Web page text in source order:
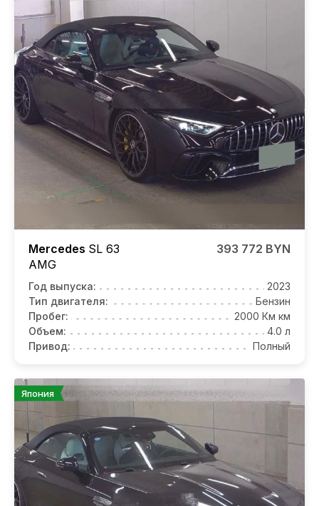
Mercedes SL 63
AMG
393 772 BYN
Год выпуска:
2023
Тип двигателя:
Бензин
Пробег:
2000 Км км
Объем:
4.0 л
Привод:
Полный
Япония